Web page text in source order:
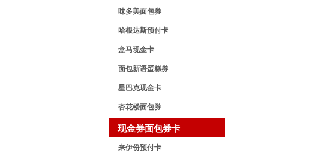
味多美面包券
哈根达斯预付卡
盒马现金卡
面包新语蛋糕券
星巴克现金卡
杏花楼面包券
现金券面包券卡
来伊份预付卡